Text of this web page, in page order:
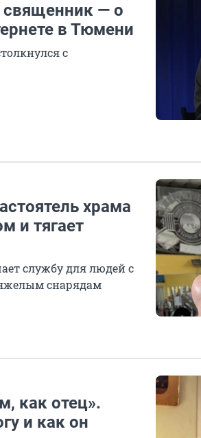
священник — о
в Тюмени
с
храма
и тягает
службу для людей с
снарядам
как отец».
и как он